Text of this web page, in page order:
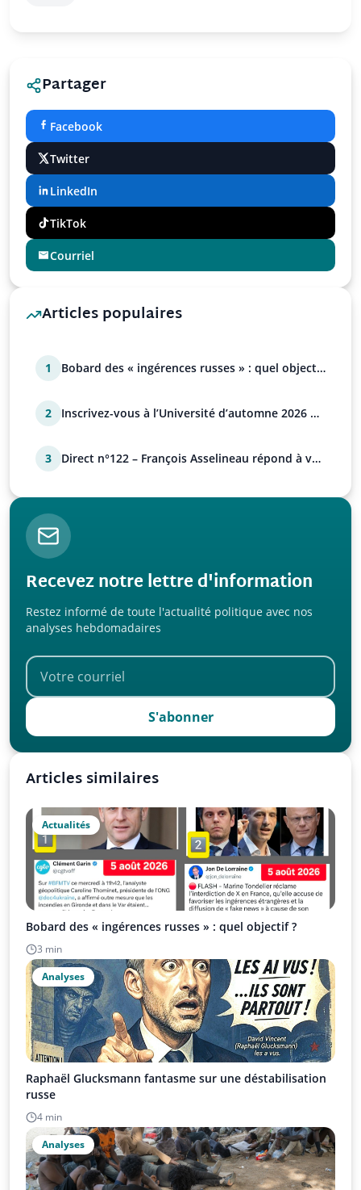
Partager
Facebook
Twitter
LinkedIn
TikTok
Courriel
Articles populaires
1
Bobard des « ingérences russes » : quel objectif
2
Inscrivez-vous à l’Université d’automne 2026 de
3
Direct n°122 – François Asselineau répond à vos
Recevez notre lettre d'information
Restez informé de toute l'actualité politique avec nos
analyses hebdomadaires
S'abonner
Articles similaires
Actualités
Bobard des « ingérences russes » : quel objectif ?
3 min
Analyses
Raphaël Glucksmann fantasme sur une déstabilisation
russe
4 min
Analyses